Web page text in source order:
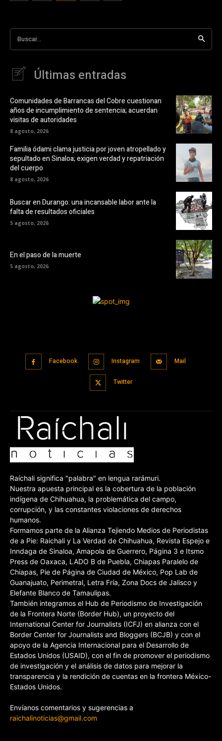
Buscar...
Últimas entradas
Comunidades de Barrancas del Cobre cuestionan
años de incumplimiento de sentencia; acuerdan
visitas de autoridades
8 agosto, 2026
Familia ódami clama justicia por joven atropellado y
sepultado en Sinaloa; exigen verdad y repatriación
del cuerpo
8 agosto, 2026
Buscar en Durango: una incansable labor ante la
falta de resultados oficiales
5 agosto, 2026
En el paso de la muerte
5 agosto, 2026
Facebook Instagram Mail
Twitter
Raíchali significa "palabra" en lengua rarámuri.
Nuestra apuesta principal es la cobertura de la población
indígena de Chihuahua, la problemática del campo,
corrupción, y las constantes violaciones de derechos
humanos.
Formamos parte de la Alianza Tejiendo Medios de Periodistas
de a Pie: Raichali y La Verdad de Chihuahua, Revista Espejo e
Inndaga de Sinaloa, Amapola de Guerrero, Página 3 e Itsmo
Press de Oaxaca, LADO B de Puebla, Chiapas Paralelo de
Chiapas, Pie de Página de Ciudad de México, Pop Lab de
Guanajuato, Perimetral, Letra Fría, Zona Docs de Jalisco y
Elefante Blanco de Tamaulipas.
También integramos el Hub de Periodismo de Investigación
de la Frontera Norte (Border Hub), un proyecto del
International Center for Journalists (ICFJ) en alianza con el
Border Center for Journalists and Bloggers (BCJB) y con el
apoyo de la Agencia Internacional para el Desarrollo de
Estados Unidos (USAID), con el fin de promover el periodismo
de investigación y el análisis de datos para mejorar la
transparencia y la rendición de cuentas en la frontera México-
Estados Unidos.
Envíanos comentarios y sugerencias a
raichalinoticias@gmail.com